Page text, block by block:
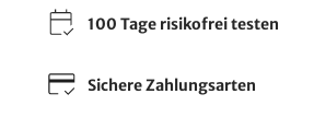
100 Tage risikofrei testen
Sichere Zahlungsarten